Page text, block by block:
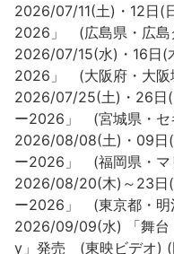
2026/07/11(土)・12日(
2026」 (広島県・広島
2026/07/15(水)・16日(
2026」 (大阪府・大阪
2026/07/25(土)・26日(
ー2026」 (宮城県・セ
2026/08/08(土)・09日(
ー2026」 (福岡県・マ
2026/08/20(木)～23日(
ー2026」 (東京都・明
2026/09/09(水) 「舞台
y」発売 (東映ビデオ) (